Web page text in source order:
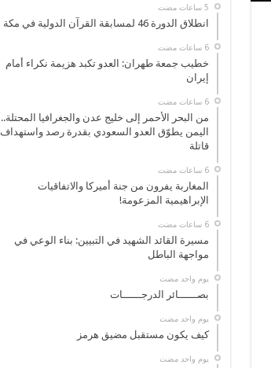
انطلاق الدورة 46 لمسابقة القرآن الدولية في مكة
‏6 ساعات مضت
خطيب جمعة طهران: العدو تكبد هزيمة نكراء أمام
إيران
‏6 ساعات مضت
من البحر الأحمر إلى خليج عدن والجغرافيا المحتلة..
اليمن يطوّق العدو السعودي بقدرة رصد واستهداف
قاتلة
‏6 ساعات مضت
المغاربة يفرون من جنة أميركا والاتفاقيات
الإبراهيمية المزعومة!
‏6 ساعات مضت
مسيرة القائد الشهيد في التبيين: بناء الوعي في
مواجهة الباطل
‏يوم واحد مضت
بصــــــائر الدرجــــــات
‏يوم واحد مضت
كيف يكون مستقبل مضيق هرمز
‏يوم واحد مضت